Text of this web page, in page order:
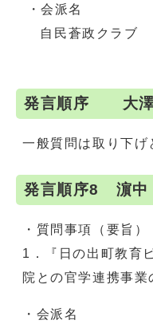
・会派名
自民蒼政クラブ
発言順序 大
一般質問は取り下げ
発言順序8 濵
・質問事項（要旨）
1．『日の出町教育
院との官学連携事業
・会派名